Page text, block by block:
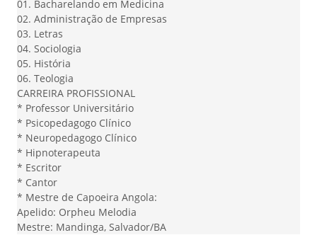
01. Bacharelando em Medicina
02. Administração de Empresas
03. Letras
04. Sociologia
05. História
06. Teologia
CARREIRA PROFISSIONAL
* Professor Universitário
* Psicopedagogo Clínico
* Neuropedagogo Clínico
* Hipnoterapeuta
* Escritor
* Cantor
* Mestre de Capoeira Angola:
Apelido: Orpheu Melodia
Mestre: Mandinga, Salvador/BA